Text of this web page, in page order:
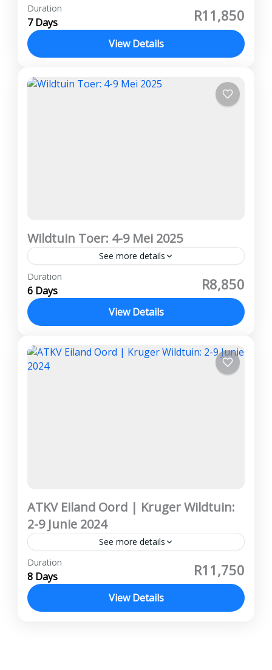
Vanaf R11,850 per persoon wat deel Deposito
R3 000 Afbetalings kan gedoen word Geen
kansellasie fooie word gehef ATKV Eiland,
Witrivier, Kruger Wildtuin, Panorama Roete...
Kruger Wildtuin,Panorama Roete
Duration
7 Days R11,850
View Details
Wildtuin Toer: 4-9 Mei 2025
See more details
Vanaf R8,850 per persoon wat deel Deposito
R3 000 Afbetalings kan gedoen word Geen
kansellasie fooie word gehef Witrivier,
Kruger Wildtuin, Panorama Roete, Drie
Kruger Wildtuin,Panorama Roete
Duration
6 Days R8,850
View Details
ATKV Eiland Oord | Kruger Wildtuin:
2-9 Junie 2024
See more details
Vanaf R11,750 per persoon wat deel
Maandelikse paaiemente beskikbaar ATKV
Eiland, Panorama Roete, Pelgrimsrus, Royal
Hotel, Kruger Wildtuin, Karula Hotel, Witrivier
Kruger Wildtuin,Panorama Roete
Duration
8 Days R11,750
View Details